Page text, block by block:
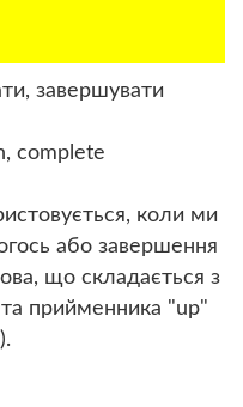
завершувати
complete
коли ми
або завершення
що складається з
прийменника "up"